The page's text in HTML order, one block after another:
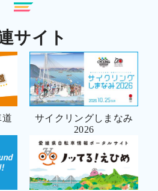
サイト
サイクリングしまなみ
2026